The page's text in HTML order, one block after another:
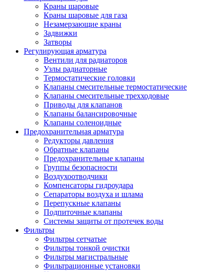
Краны шаровые
Краны шаровые для газа
Незамерзающие краны
Задвижки
Затворы
Регулирующая арматура
Вентили для радиаторов
Узлы радиаторные
Термостатические головки
Клапаны смесительные термостатические
Клапаны смесительные трехходовые
Приводы для клапанов
Клапаны балансировочные
Клапаны соленоидные
Предохранительная арматура
Редукторы давления
Обратные клапаны
Предохранительные клапаны
Группы безопасности
Воздухоотводчики
Компенсаторы гидроудара
Сепараторы воздуха и шлама
Перепускные клапаны
Подпиточные клапаны
Системы защиты от протечек воды
Фильтры
Фильтры сетчатые
Фильтры тонкой очистки
Фильтры магистральные
Фильтрационные установки